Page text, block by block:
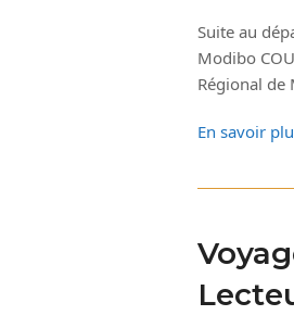
Suite au
Modibo
Régional de
En savoir